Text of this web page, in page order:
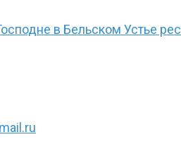
в Бельском Устье